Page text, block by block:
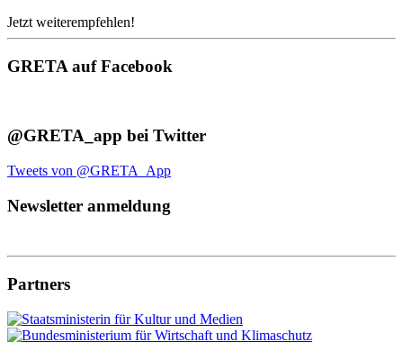
Jetzt weiterempfehlen!
GRETA auf Facebook
@GRETA_app bei Twitter
Tweets von @GRETA_App
Newsletter anmeldung
Partners